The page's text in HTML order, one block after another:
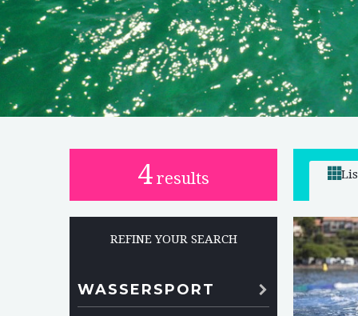
4 results
REFINE YOUR SEARCH
WASSERSPORT